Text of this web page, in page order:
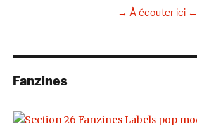
→ À écouter ici ←
Fanzines